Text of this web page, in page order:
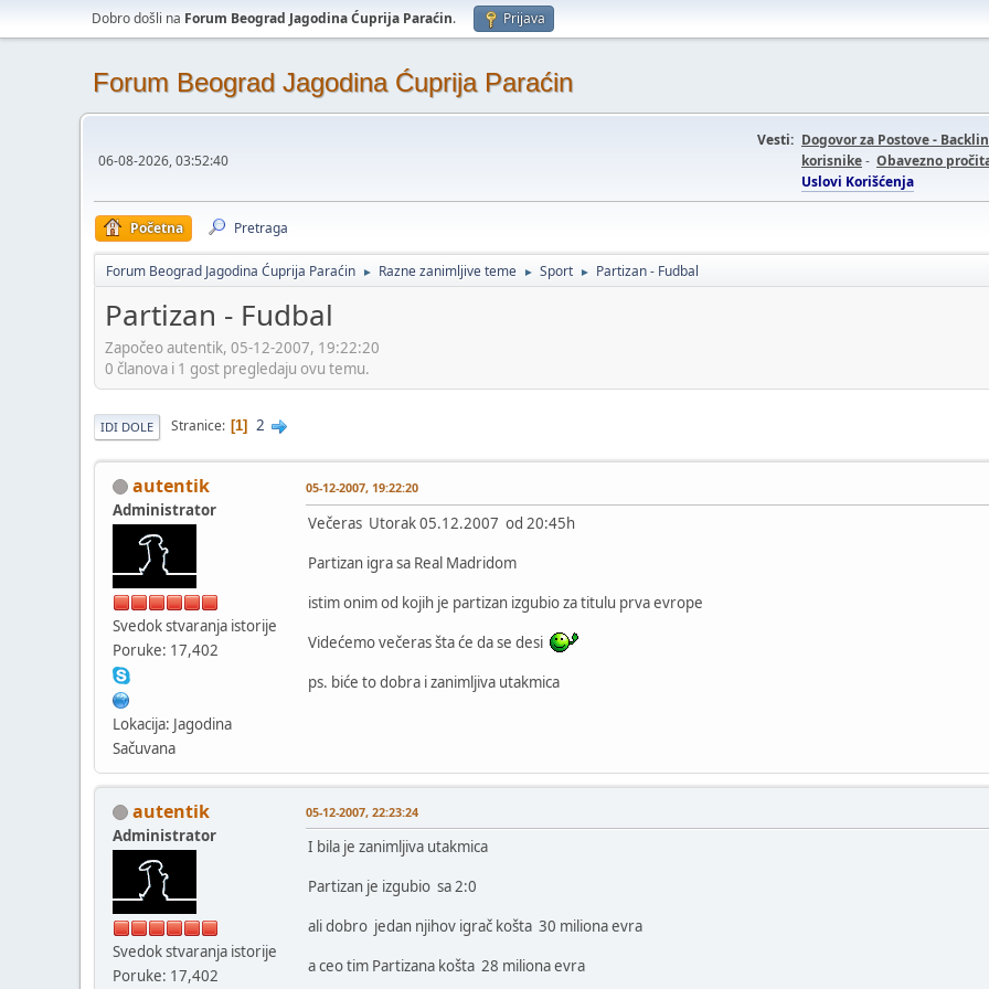
Dobro došli na Forum Beograd Jagodina Ćuprija Paraćin. Prijava
Forum Beograd Jagodina Ćuprija Paraćin
06-08-2026, 03:52:40
Vesti: Dogovor za Postove -
korisnike- Obavezno
Uslovi Korišćenja
Početna Pretraga
Forum Beograd Jagodina Ćuprija Paraćin ► Razne zanimljive teme ► Sport ► Partizan - Fudbal
Partizan - Fudbal
Započeo autentik, 05-12-2007, 19:22:20
0 članova i 1 gost pregledaju ovu temu.
IDI DOLE Stranice 1 2
autentik
Administrator
Svedok stvaranja istorije
Poruke: 17,402
Lokacija: Jagodina
Sačuvana
05-12-2007, 19:22:20
Večeras Utorak 05.12.2007 od 20:45h
Partizan igra sa Real Madridom
istim onim od kojih je partizan izgubio za titulu prva evrope
Videćemo večeras šta će da se desi
ps. biće to dobra i zanimljiva utakmica
autentik
Administrator
Svedok stvaranja istorije
Poruke: 17,402
05-12-2007, 22:23:24
I bila je zanimljiva utakmica
Partizan je izgubio sa 2:0
ali dobro jedan njihov igrač košta 30 miliona evra
a ceo tim Partizana košta 28 miliona evra